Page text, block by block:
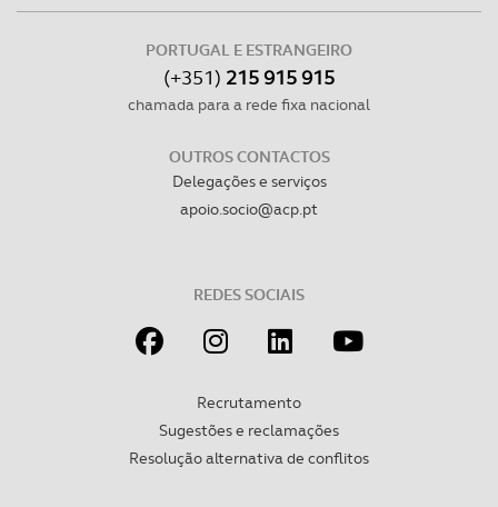
PORTUGAL E ESTRANGEIRO
(+351) 215 915 915
chamada para a rede fixa nacional
OUTROS CONTACTOS
Delegações e serviços
apoio.socio@acp.pt
REDES SOCIAIS
Recrutamento
Sugestões e reclamações
Resolução alternativa de conflitos